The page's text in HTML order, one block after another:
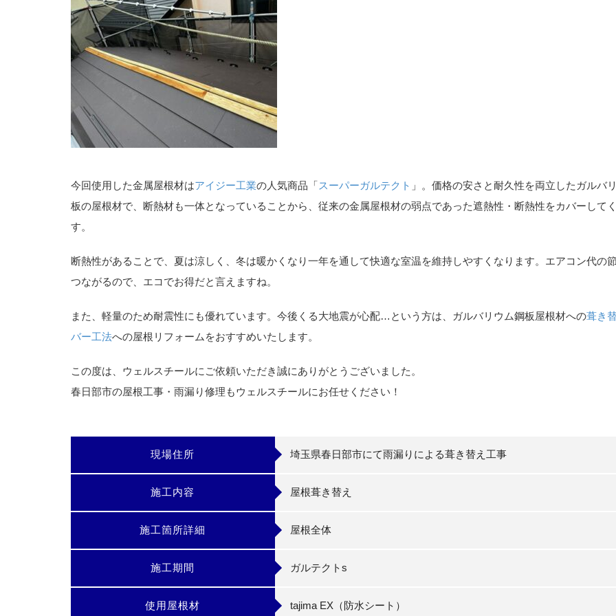
今回使用した金属屋根材はアイジー工業の人気商品「スーパーガルテクト 」。価格の安さと耐久性を両立したガルバ
板の屋根材で、断熱材も一体となっていることから、従来の金属屋根材の弱点であった遮熱性・断熱性をカバーして
す。
断熱性があることで、夏は涼しく、冬は暖かくなり一年を通して快適な室温を維持しやすくなります。エアコン代の
つながるので、エコでお得だと言えますね。
また、軽量のため耐震性にも優れています。今後くる大地震が心配…という方は、ガルバリウム鋼板屋根材への葺き
バー工法への屋根リフォームをおすすめいたします。
この度は、ウェルスチールにご依頼いただき誠にありがとうございました。
春日部市の屋根工事・雨漏り修理もウェルスチールにお任せください！
現場住所 埼玉県春日部市にて雨漏りによる葺き替え工事
施工内容 屋根葺き替え
施工箇所詳細 屋根全体
施工期間 ガルテクトs
使用屋根材 tajima EX（防水シート）